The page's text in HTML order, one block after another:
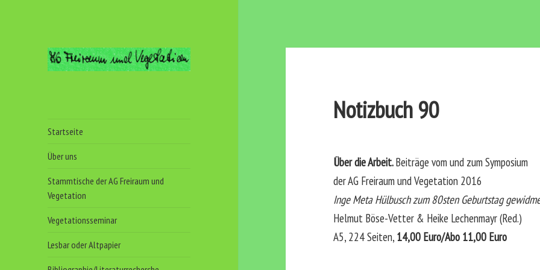
Vegetation
Startseite
Über uns
Stammtische der AG Freiraum und
Vegetation
Vegetationsseminar
Lesbar oder Altpapier
Notizbuch 90
Über die Arbeit.Beiträge vom und zum Symposium
der AG Freiraum und Vegetation 2016
Inge Meta Hülbusch zum 80sten Geburtstag
Helmut Böse-Vetter & Heike Lechenmayr (Red.)
A5, 224 Seiten, 14,00 Euro/Abo 11,00 Euro